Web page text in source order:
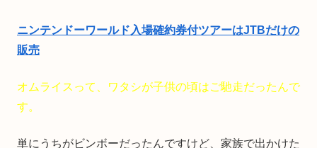
ニンテンドーワールド入場確約券付ツアーはJTBだけの
販売
オムライスって、ワタシが子供の頃はご馳走だったんで
す。
単にうちがビンボーだったんですけど、家族で出かけた